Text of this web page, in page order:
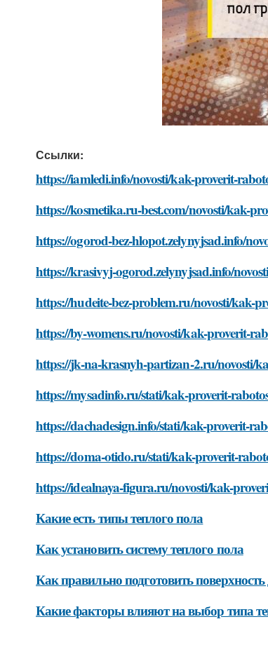
Ссылки:
https://iamledi.info/novosti/kak-proverit-
https://kosmetika.ru-best.com/novosti/kak-
https://ogorod-bez-hlopot.zelynyjsad.info/
https://krasivyj-ogorod.zelynyjsad.info/
https://hudeite-bez-problem.ru/novosti/kak-
https://by-womens.ru/novosti/kak-proverit-
https://jk-na-krasnyh-partizan-2.ru/novosti/
https://mysadinfo.ru/stati/kak-proverit-
https://dachadesign.info/stati/kak-proverit-
https://doma-otido.ru/stati/kak-proverit-
https://idealnaya-figura.ru/novosti/kak-
Какие есть типы теплого пола
Как установить систему теплого пола
Как правильно подготовить
Какие факторы влияют на выбор типа